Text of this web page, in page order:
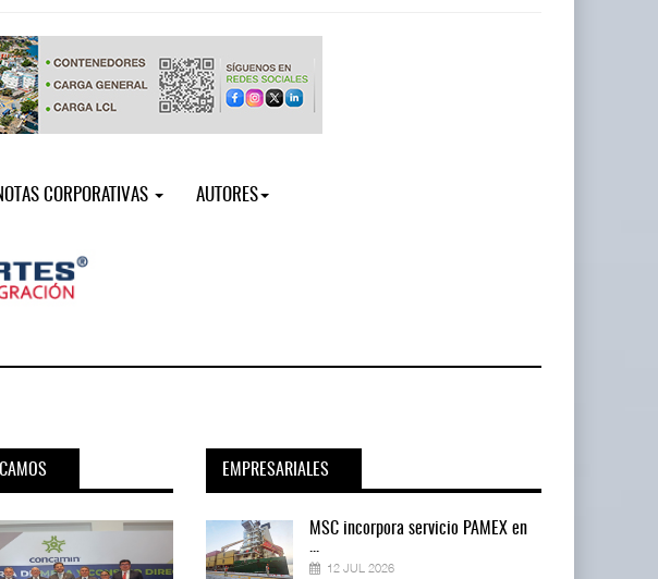
CORPORATIVAS AUTORES
EMPRESARIALES
servicio PAMEX en
2026
MSC incorpora servicio PAMEX en
12 JUL 2026